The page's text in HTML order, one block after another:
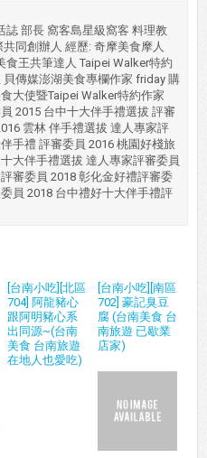
誌 部長 窩客島星級窩客 料理教
同創辦人 經歷: 奇摩美食摩人
食王共筆達人 Taipei Walker特約
貝傳媒澎湖美食專欄作家 friday 購
大使暨Taipei Walker特約作家
2015 台中十大伴手禮選拔 評審
雲林 伴手禮選拔 達人專家評
手禮 評審委員 2016 桃園好棧旅
大伴手禮選拔 達人專家評審委員
審委員 2018 彰化金好禮評審委
員 2018 台中禮好十大伴手禮評
[台南小吃][北區
704] 阿龍豬心
跟阿明豬心系
出同源~(台南
美食 台南旅遊
在地人也愛吃)
[台南小吃][南區
702] 豪記臭豆
腐 (台南美食 台
南旅遊 已歇業
店家)